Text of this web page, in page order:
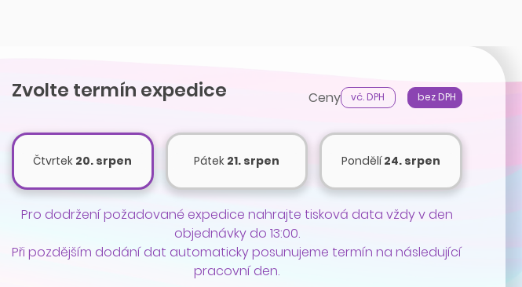
Zvolte termín expedice Ceny vč. DPH bez DPH
Čtvrtek 20. srpen Pátek 21. srpen Pondělí24. srpen
Pro dodržení požadované expedice nahrajte tisková data vždy v den
objednávky do 13:00.
Při pozdějším dodání dat automaticky posunujeme termín na následující
pracovní den.